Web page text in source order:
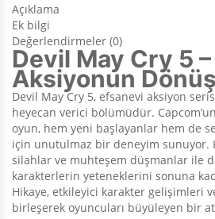
Açıklama
Ek bilgi
Değerlendirmeler (0)
Devil May Cry 5
Aksiyonun
Devil May Cry 5, efsanevi aksiyon
heyecan verici bölümüdür.
oyun, hem yeni başlayanlar hem de
için unutulmaz bir deneyim sunuyor.
silahlar ve muhteşem düşmanlar ile
karakterlerin yeteneklerini sonuna
Hikaye, etkileyici karakter gelişimleri
birleşerek oyuncuları büyüleyen bir